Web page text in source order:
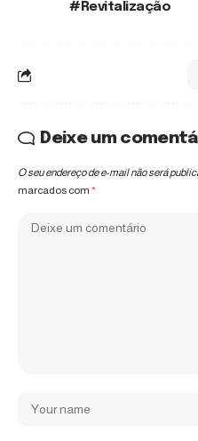
#Revitalização
Deixe um
O seu endereço de e-mail não será
marcados com *